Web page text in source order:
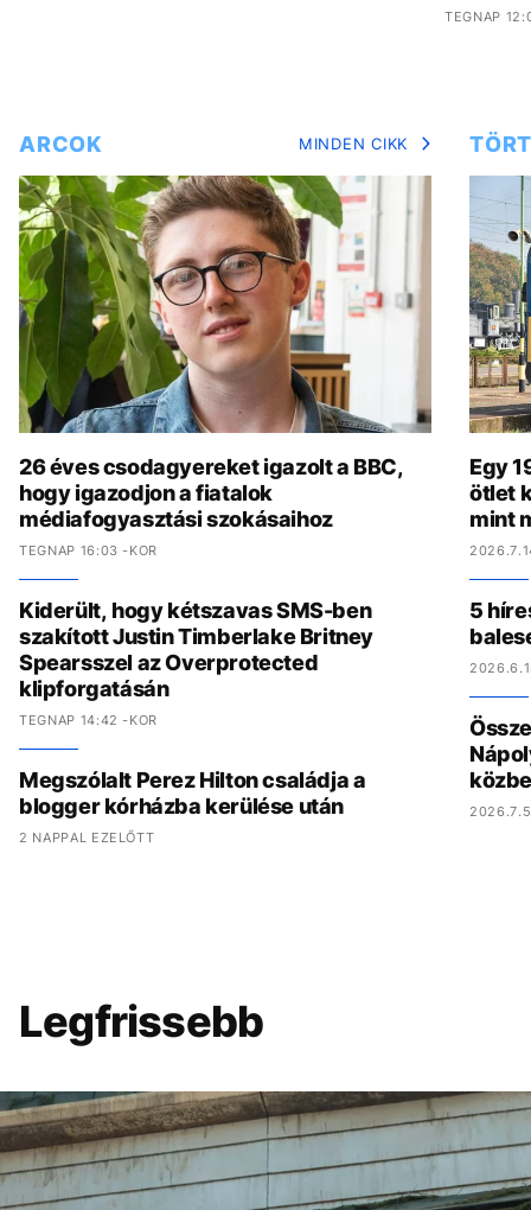
TEGNAP
ARCOK MINDEN CIKK
26 éves csodagyereket igazolt a BBC,
hogy igazodjon a fiatalok
médiafogyasztási szokásaihoz
TEGNAP 16:03 -KOR
Kiderült, hogy kétszavas SMS-ben
szakított Justin Timberlake Britney
Spearsszel az Overprotected
klipforgatásán
TEGNAP 14:42 -KOR
Megszólalt Perez Hilton családja a
blogger kórházba kerülése után
2 NAPPAL EZELŐTT
Egy
ötlet
mint
5
Legfrissebb